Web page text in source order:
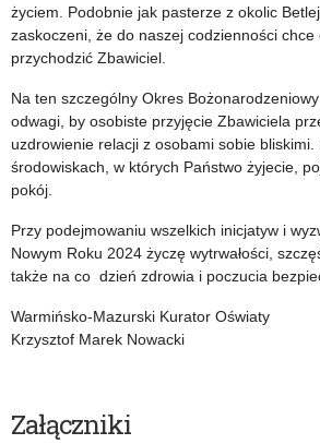
życiem. Podobnie jak pasterze z okolic
zaskoczeni, że do naszej codzienności chce
przychodzić Zbawiciel.
Na ten szczególny Okres
odwagi, by osobiste przyjęcie Zbawiciela
uzdrowienie relacji z osobami sobie bliskimi.
środowiskach, w których Państwo żyjecie,
pokój.
Przy podejmowaniu wszelkich inicjatyw i
Nowym Roku 2024 życzę wytrwałości,
także na co dzień zdrowia i poczucia
Warmińsko-Mazurski Kurator Oświaty
Krzysztof Marek Nowacki
Załączniki
Kuratorze
Oświaty